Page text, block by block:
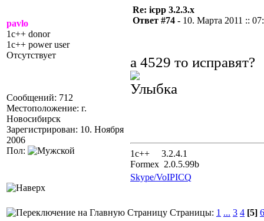
pavlo
1c++ donor
1c++ power user
Отсутствует
Сообщений: 712
Местоположение: г.
Новосибирск
Зарегистрирован: 10. Ноября
2006
Пол:
Re: icpp 3.2.3.x
Ответ #74 - 10. Марта 2011 ::
а 4529 то исправят?
1с++ 3.2.4.1
Formex 2.0.5.99b
Skype/VoIPICQ
Страницы: 1 ... 3 4 [5] 6